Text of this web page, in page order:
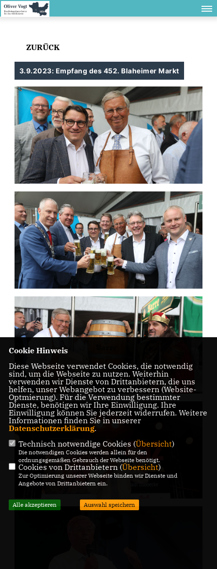
ZURÜCK
3.9.2023: Empfang des 452. Blaheimer Markt
Cookie Hinweis
Diese Webseite verwendet Cookies, die notwendig
sind, um die Webseite zu nutzen. Weiterhin
verwenden wir Dienste von Drittanbietern, die uns
helfen, unser Webangebot zu verbessern (Website-
Optmierung). Für die Verwendung bestimmter
Dienste, benötigen wir Ihre Einwilligung. Ihre
Einwilligung können Sie jederzeit widerrufen. Weitere
Informationen finden Sie in unserer
Datenschutzerklärung.
Technisch notwendige Cookies (Übersicht)
Die notwendigen Cookies werden allein für den
ordnungsgemäßen Gebrauch der Webseite benötigt.
Cookies von Drittanbietern (Übersicht)
Zur Optimierung unserer Webseite binden wir Dienste und
Angebote von Drittanbietern ein.
Alle akzeptieren Auswahl speichern